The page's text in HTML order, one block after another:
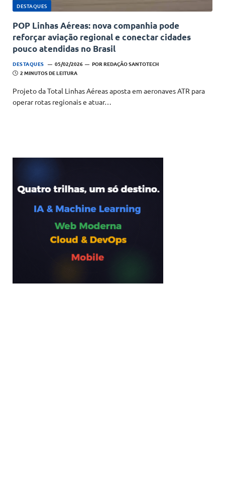
DESTAQUES
POP Linhas Aéreas: nova companhia pode
reforçar aviação regional e conectar cidades
pouco atendidas no Brasil
DESTAQUES 05/02/2026 POR REDAÇÃO SANTOTECH
2 MINUTOS DE LEITURA
Projeto da Total Linhas Aéreas aposta em aeronaves ATR para
operar rotas regionais e atuar…